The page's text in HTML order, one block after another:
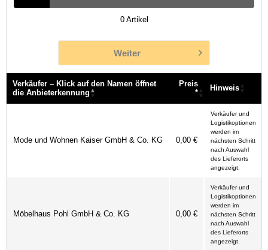
0 Artikel
Weiter
Verkäufer – Klick auf den Namen öffnet
die Anbieterkennung
Preis
*
Hinweis
Mode und Wohnen Kaiser GmbH & Co. KG 0,00 €
Verkäufer und
Logistikoptionen
werden im
nächsten Schritt
nach Auswahl
des Lieferorts
angezeigt.
Möbelhaus Pohl GmbH & Co. KG 0,00 €
Verkäufer und
Logistikoptionen
werden im
nächsten Schritt
nach Auswahl
des Lieferorts
angezeigt.